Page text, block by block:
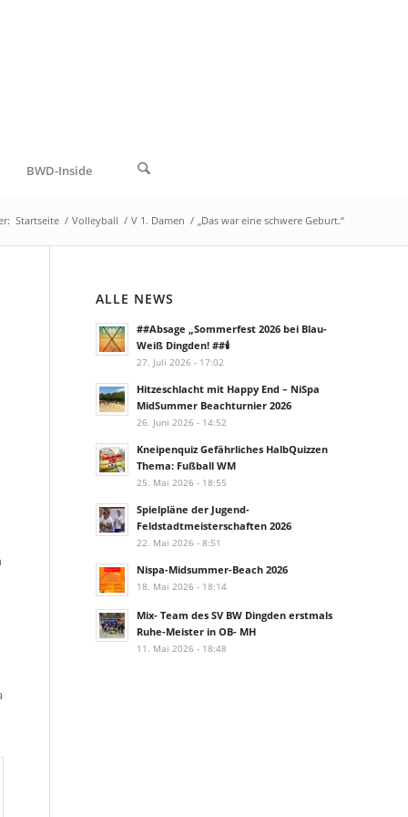
BWD-Inside
Startseite / Volleyball / V 1. Damen / „Das war eine schwere Geburt.“
ALLE NEWS
##Absage „Sommerfest 2026 bei Blau-
Weiß Dingden! ##🕯️
27. Juli 2026 - 17:02
Hitzeschlacht mit Happy End – NiSpa
MidSummer Beachturnier 2026
26. Juni 2026 - 14:52
Kneipenquiz Gefährliches HalbQuizzen
Thema: Fußball WM
25. Mai 2026 - 18:55
Spielpläne der Jugend-
Feldstadtmeisterschaften 2026
22. Mai 2026 - 8:51
Nispa-Midsummer-Beach 2026
18. Mai 2026 - 18:14
Mix- Team des SV BW Dingden erstmals
Ruhe-Meister in OB- MH
11. Mai 2026 - 18:48